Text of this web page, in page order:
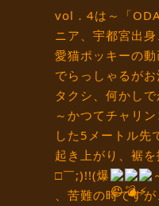
vol．4は～「
ニア、宇都宮出
愛猫ポッキーの
でらっしゃるが
タクシ、何かし
～かつてチャリン
した5メートル先
起き上がり、裾
□￣;)!!(爆
、苦難の時です